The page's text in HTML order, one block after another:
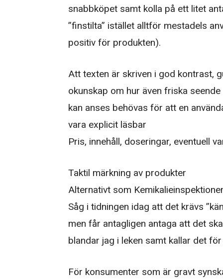
snabbköpet samt kolla på ett litet
”finstilta” istället alltför mestadels
positiv för produkten).
Att texten är skriven i god kontrast,
okunskap om hur även friska
kan anses behövas för att en
vara explicit läsbar
Pris, innehåll, doseringar, eventuell
Taktil märkning av produkter
Alternativt som
Såg i tidningen idag att det krävs
men får antagligen antaga att det
blandar jag i leken samt kallar det
För konsumenter som är gravt